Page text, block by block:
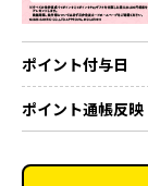
ポイント付与日
ポイント通帳反映